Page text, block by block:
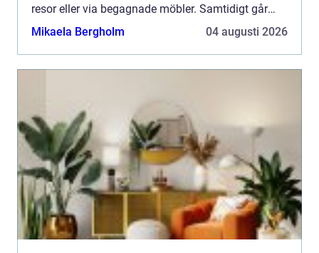
resor eller via begagnade möbler. Samtidigt går
problemet att lösa men nyckeln är att agera
Mikaela Bergholm 04 augusti 2026